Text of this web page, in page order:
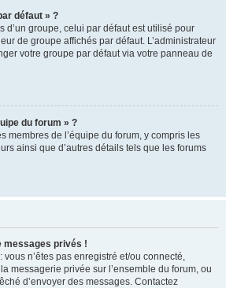
défaut » ?
d’un groupe, celui par défaut est utilisé pour
de groupe affichés par défaut. L’administrateur
votre groupe par défaut via votre panneau de
du forum » ?
membres de l’équipe du forum, y compris les
ainsi que d’autres détails tels que les forums
messages privés !
vous n’êtes pas enregistré et/ou connecté,
messagerie privée sur l’ensemble du forum, ou
d’envoyer des messages. Contactez